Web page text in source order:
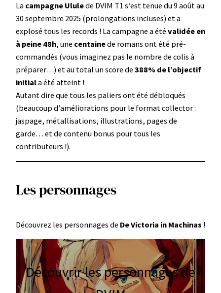
La campagne Ululede DVIM T1 s’est tenue du 9 août au
30 septembre 2025 (prolongations incluses) et a
explosé tous les records ! La campagne a été validée en
à peine 48h, une centainede romans ont été pré-
commandés (vous imaginez pas le nombre de colis à
préparer…) et au total un score de 388% de l’objectif
initiala été atteint !
Autant dire que tous les paliers ont été débloqués
(beaucoup d’améliorations pour le format collector :
jaspage, métallisations, illustrations, pages de
garde… et de contenu bonus pour tous les
contributeurs !).
Les personnages
Découvrez les personnages de De Victoria in Machinas !
Découvrir les personnages de